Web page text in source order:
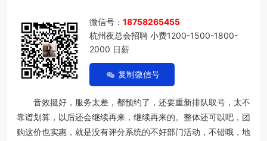
微信号： 18758265455
杭州夜总会招聘 小费1200-1500-1800-
2000 日薪
复制微信号
音效挺好，服务太差，都预约了，还要重新排队取号，太不
靠谱划算，以后还会继续再来，继续再来的。整体还可以吧，团
购这价也实惠，就是没有评分系统的不好部门活动，不错哦，地